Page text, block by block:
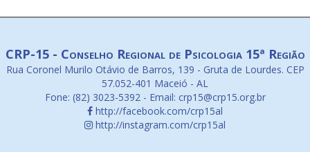
CRP-15 - Conselho Regional de Psicologia 15ª Região
Rua Coronel Murilo Otávio de Barros, 139 - Gruta de Lourdes. CEP
57.052-401 Maceió - AL
Fone: (82) 3023-5392 - Email: crp15@crp15.org.br
http://facebook.com/crp15al
http://instagram.com/crp15al